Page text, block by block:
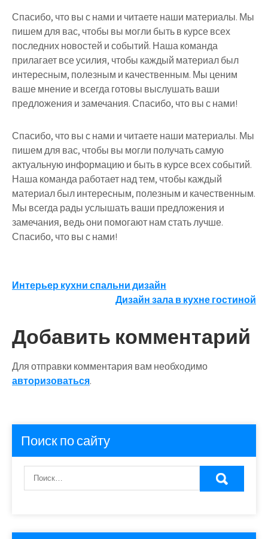
Спасибо, что вы с нами и читаете наши материалы. Мы
пишем для вас, чтобы вы могли быть в курсе всех
последних новостей и событий. Наша команда
прилагает все усилия, чтобы каждый материал был
интересным, полезным и качественным. Мы ценим
ваше мнение и всегда готовы выслушать ваши
предложения и замечания. Спасибо, что вы с нами!
Спасибо, что вы с нами и читаете наши материалы. Мы
пишем для вас, чтобы вы могли получать самую
актуальную информацию и быть в курсе всех событий.
Наша команда работает над тем, чтобы каждый
материал был интересным, полезным и качественным.
Мы всегда рады услышать ваши предложения и
замечания, ведь они помогают нам стать лучше.
Спасибо, что вы с нами!
Навигация
записям
Интерьер кухни спальни дизайн
Дизайн зала в кухне гостиной
Добавить комментарий
Для отправки комментария вам необходимо
авторизоваться.
Поиск по сайту